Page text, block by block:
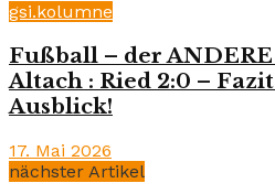
gsi.kolumne
Fußball – der
Altach : Ried 2:0 –
Ausblick!
17. Mai 2026
nächster Artikel